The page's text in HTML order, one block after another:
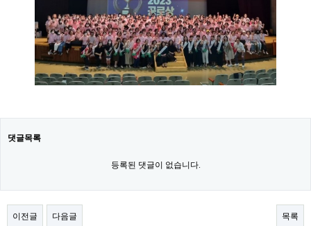
댓글목록
등록된 댓글이 없습니다.
이전글 다음글 목록